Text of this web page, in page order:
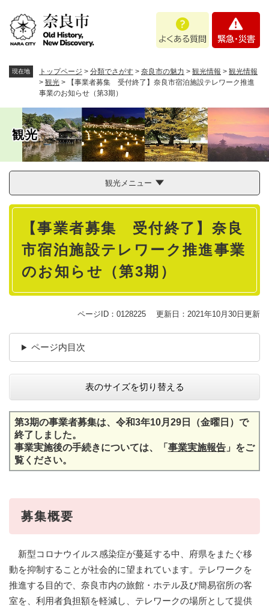
。
あ
問
・
現在地 トップページ > 分類でさがす > 奈良市の魅力 > 観光情報 > 観光情報
> 観光 >
【事業者募集 受付終了】奈良市宿泊施設テレワーク推進
事業のお知らせ（第3期）
観光
観光メニュー
本
【事業者募集 受付終了】奈良
市宿泊施設テレワーク推進事業
のお知らせ（第3期）
ページID：0128225 更新日：2021年10月30日更新
ページ内目次
表のサイズを切り替える
第3期の事業者募集は、令和3年10月29日（金曜日）で
終了しました。
事業実施後の手続きについては、「 事業実施報告」をご
覧ください。
募集概要
新型コロナウイルス感染症が蔓延する中、府県をまたぐ移
動を抑制することが社会的に望まれています。テレワークを
推進する目的で、奈良市内の旅館・ホテル及び簡易宿所の客
室を、利用者負担額を軽減し、テレワークの場所として提供